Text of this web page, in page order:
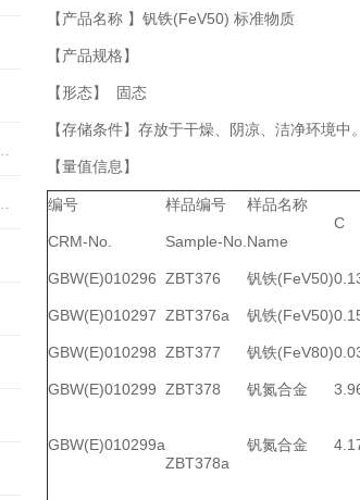
【产品名称 】 钒铁(FeV50) 标准物质
【产品规格】
【形态】 固态
【存储条件】 存放于干燥、阴凉、洁净环境中。
【量值信息】
编号
CRM-No.
样品编号
Sample-No.
样品名称
Name
C
GBW(E)010296 ZBT376 钒铁(FeV50)
GBW(E)010297 ZBT376a 钒铁(FeV50)
GBW(E)010298 ZBT377 钒铁(FeV80)
GBW(E)010299 ZBT378 钒氮合金
GBW(E)010299a
ZBT378a
钒氮合金